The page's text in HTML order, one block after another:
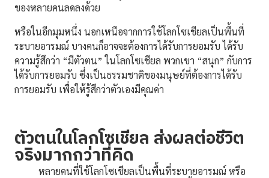
ของหลายคนลดลงด้วย
หรือในอีกมุมหนึ่ง นอกเหนือจากการใช้โลกโซเชียลเป็นพื้นที่
ระบายอารมณ์ บางคนก็อาจจะต้องการได้รับการยอมรับ ได้รับ
ความรู้สึกว่า “มีตัวตน” ในโลกโซเชียล พวกเขา “สนุก” กับการ
ได้รับการยอมรับ ซึ่งเป็นธรรมชาติของมนุษย์ที่ต้องการได้รับ
การยอมรับ เพื่อให้รู้สึกว่าตัวเองมีคุณค่า
ตัวตนในโลกโซเชียล ส่งผลต่อชีวิต
จริงมากกว่าที่คิด
หลายคนที่ใช้โลกโซเชียลเป็นพื้นที่ระบายอารมณ์ หรือ